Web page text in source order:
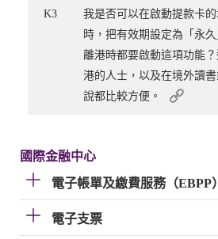
K3
我是否可以在啟動提款卡
時，把有效期設定為「永
離港時都要啟動這項功能
港的人士，以及在境外讀
說都比較方便。
國際金融中心
電子帳單及繳費服務（EBPP）
電子支票